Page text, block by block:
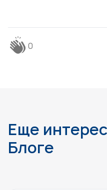
0
Еще
Блоге